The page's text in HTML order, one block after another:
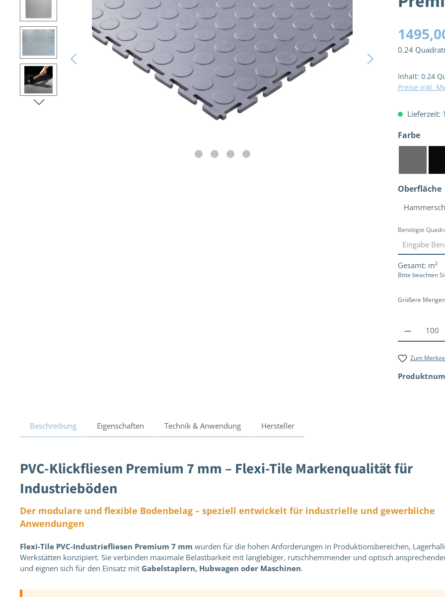
0.24
Inhalt: 0.24
Preise inkl.
Lieferzeit:
Farbe
Oberfläche
Benötigte
Gesamt: m²
Bitte beachten
Größere
Zum
Beschreibung Eigenschaften Technik & Anwendung Hersteller
PVC-Klickfliesen Premium 7 mm – Flexi-Tile Markenqualität für
Industrieböden
Der modulare und flexible Bodenbelag – speziell entwickelt für industrielle und gewerbliche
Anwendungen
Flexi-Tile PVC-Industriefliesen Premium 7 mm wurden für die hohen Anforderungen in Produktionsbereichen,
Werkstätten konzipiert. Sie verbinden maximale Belastbarkeit mit langlebiger, rutschhemmender und optisch
und eignen sich für den Einsatz mit Gabelstaplern, Hubwagen oder Maschinen.